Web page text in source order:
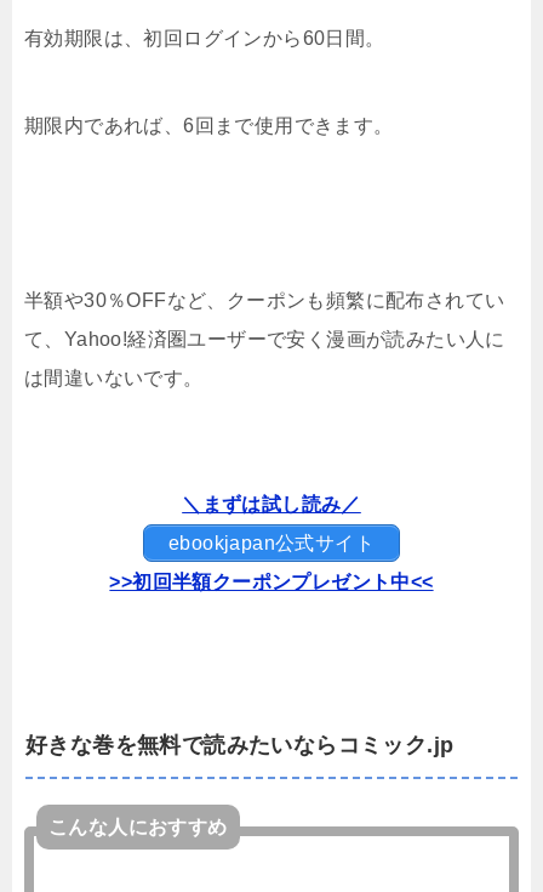
有効期限は、初回ログインから60日間。
期限内であれば、6回まで使用できます。
半額や30％OFFなど、クーポンも頻繁に配布されてい
て、Yahoo!経済圏ユーザーで安く漫画が読みたい人に
は間違いないです。
＼まずは試し読み／
ebookjapan公式サイト
>>初回半額クーポンプレゼント中<<
好きな巻を無料で読みたいならコミック.jp
こんな人におすすめ